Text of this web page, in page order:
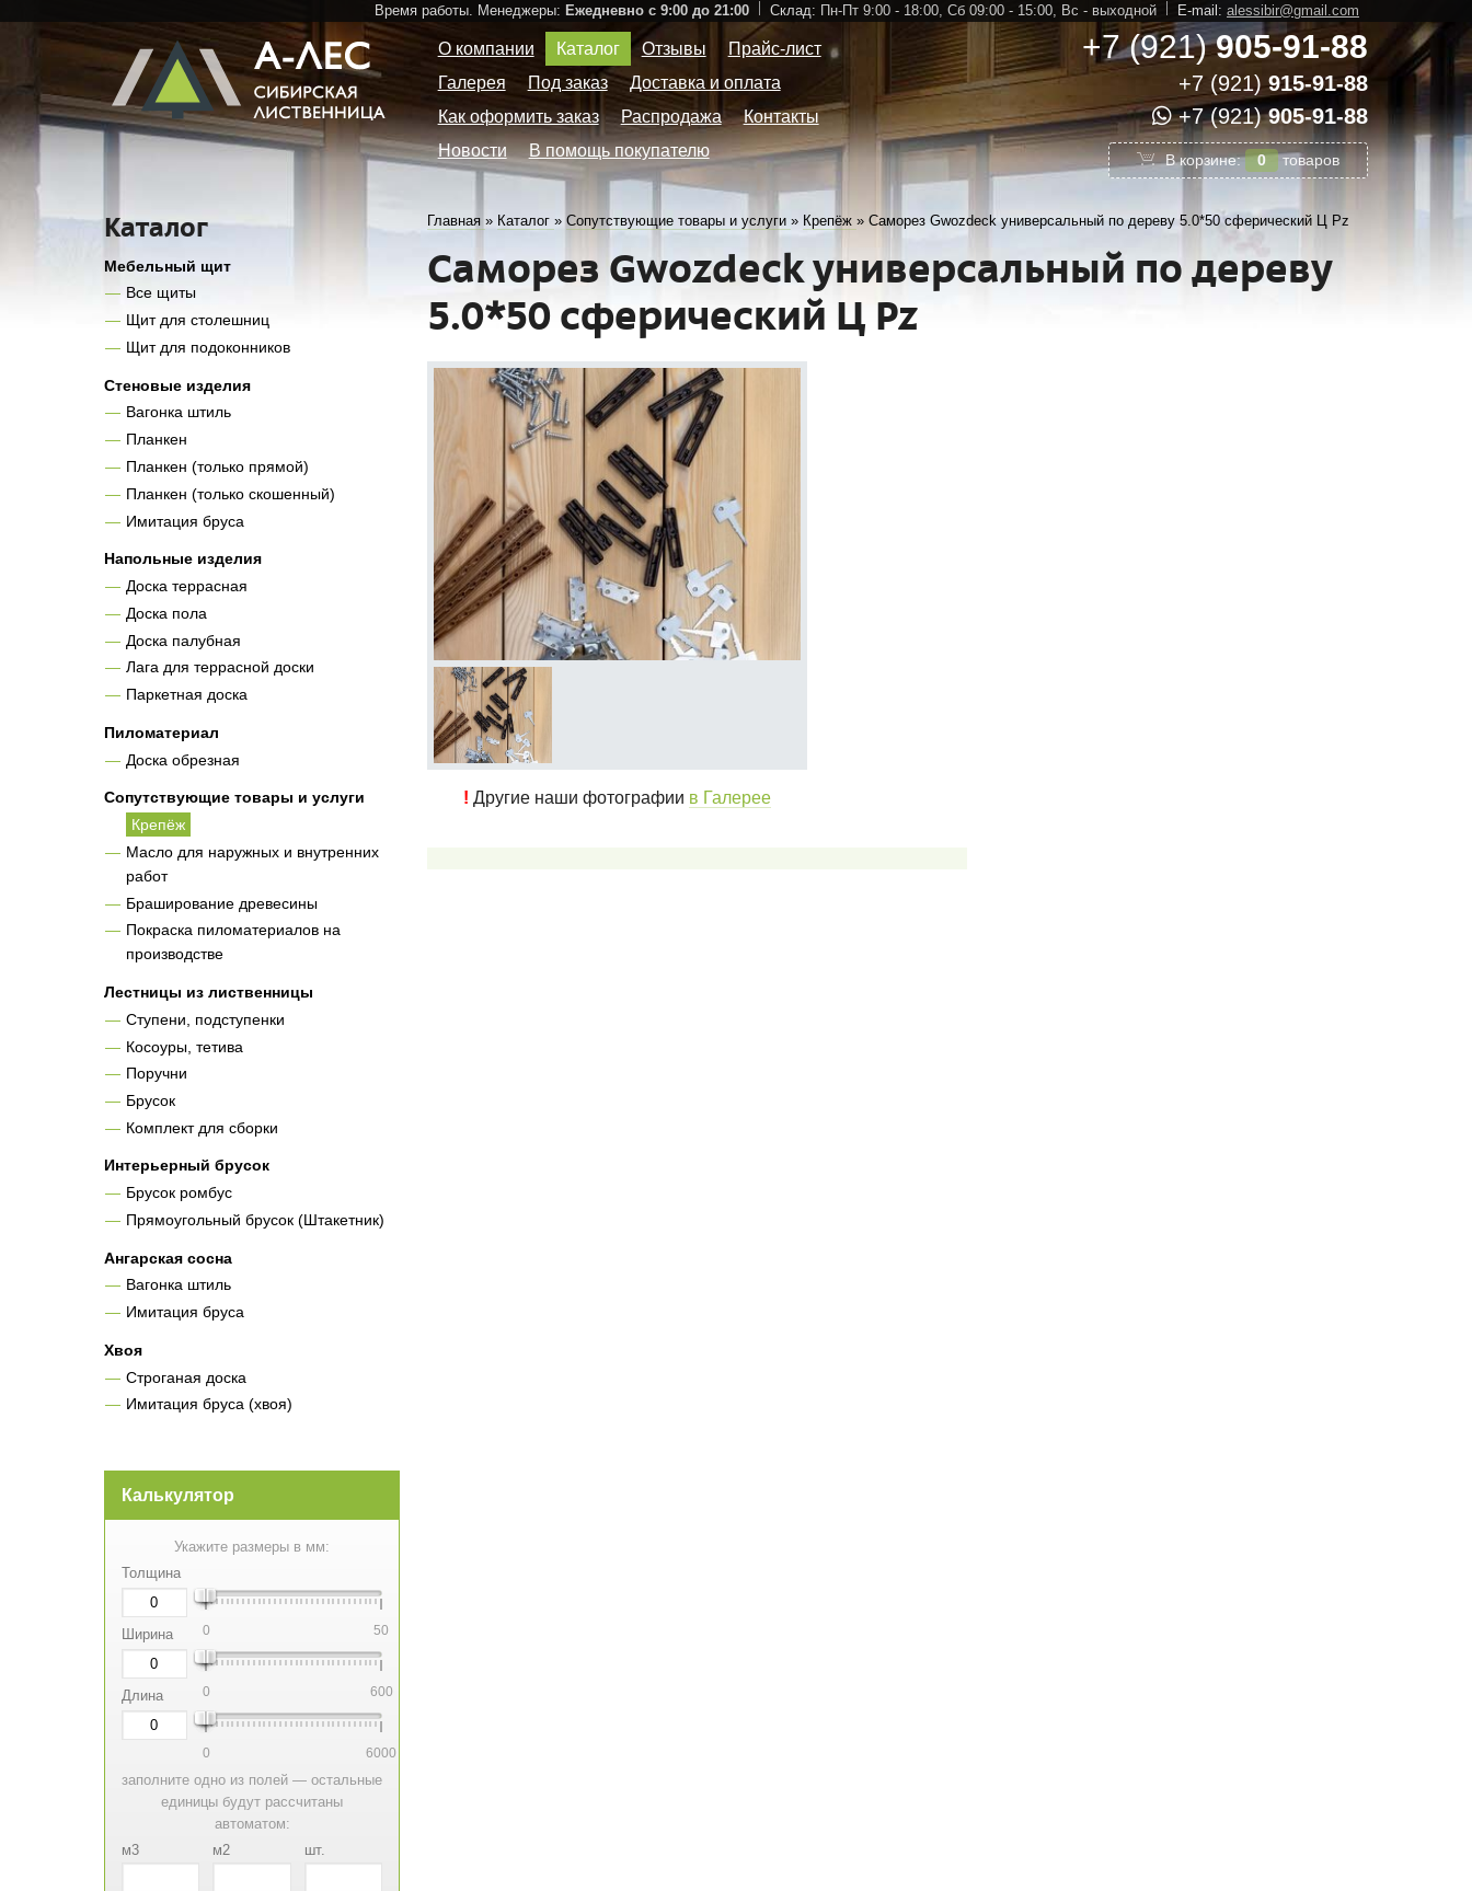
Время работы. Менеджеры: Ежедневно с 9:00 до 21:00 Склад: Пн-Пт 9:00 - 18:00, Сб 09:00 - 15:00, Вс - выходной E-mail: alessibir@gmail.com
О компании Каталог Отзывы
Прайс-лист
Галерея
Под заказ
Доставка и оплата
Как оформить заказ
Распродажа
Контакты
Новости
В помощь покупателю
+7 (921)905-91-88
+7 (921)915-91-88
+7 (921)905-91-88
В корзине: 0 товаров
Каталог
Мебельный щит
Все щиты
Щит для столешниц
Щит для подоконников
Стеновые изделия
Вагонка штиль
Планкен
Планкен (только прямой)
Планкен (только скошенный)
Имитация бруса
Напольные изделия
Доска террасная
Доска пола
Доска палубная
Лага для террасной доски
Паркетная доска
Пиломатериал
Доска обрезная
Сопутствующие товары и услуги
Крепёж
Масло для наружных и внутренних
работ
Браширование древесины
Покраска пиломатериалов на
производстве
Лестницы из лиственницы
Ступени, подступенки
Косоуры, тетива
Поручни
Брусок
Комплект для сборки
Интерьерный брусок
Брусок ромбус
Прямоугольный брусок (Штакетник)
Ангарская сосна
Вагонка штиль
Имитация бруса
Хвоя
Строганая доска
Имитация бруса (хвоя)
Калькулятор
Укажите размеры в мм:
Толщина
0 50
Ширина
0 600
Длина
0 6000
заполните одно из полей — остальные
единицы будут рассчитаны
автоматом:
м3
м2 шт.
Главная » Каталог » Сопутствующие товары и услуги » Крепёж » Саморез Gwozdeck универсальный по дереву 5.0*50 сферический Ц Pz
Саморез Gwozdeck универсальный по дереву
5.0*50 сферический Ц Pz
! Другие наши фотографии в Галерее